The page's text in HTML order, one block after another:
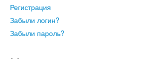
Регистрация
Забыли логин?
Забыли пароль?